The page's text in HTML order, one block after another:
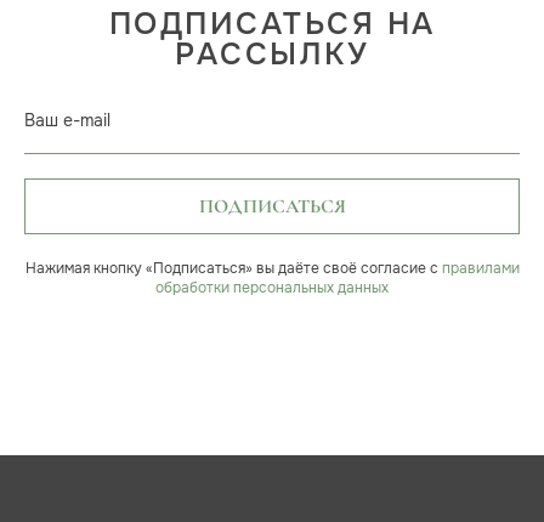
ПОДПИСАТЬСЯ НА
РАССЫЛКУ
Ваш e-mail
ПОДПИСАТЬСЯ
Нажимая кнопку «Подписаться» вы даёте своё согласие с правилами
обработки персональных данных